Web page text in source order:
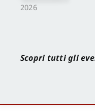
2026
Scopri tutti gli